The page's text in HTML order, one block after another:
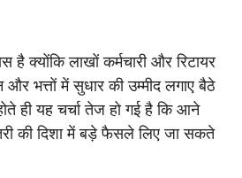
क्योंकि लाखों कर्मचारी और रिटायर
भत्तों में सुधार की उम्मीद लगाए बैठे
ही यह चर्चा तेज हो गई है कि आने
की दिशा में बड़े फैसले लिए जा सकते